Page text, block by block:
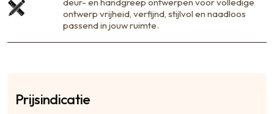
ontwerp vrijheid, verfijnd, stijlvol en naadloos
passend in jouw ruimte.
Prijsindicatie